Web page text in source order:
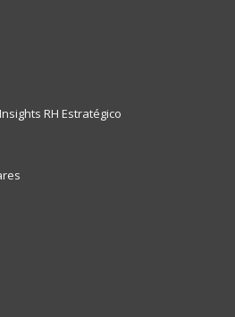
RH Estratégico